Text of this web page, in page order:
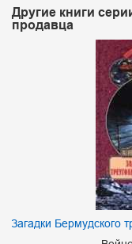
Другие книги
продавца
Загадки Бермудского